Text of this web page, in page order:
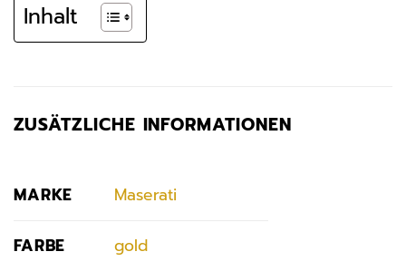
Inhalt
ZUSÄTZLICHE INFORMATIONEN
MARKE Maserati
FARBE gold